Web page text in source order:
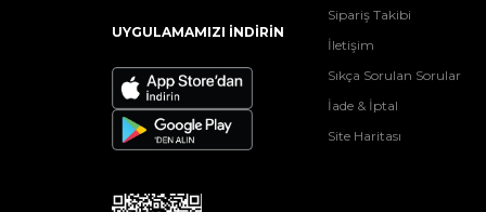
UYGULAMAMIZI İNDİRİN
Sipariş Takibi
İletişim
Sıkça Sorulan Sorular
İade & İptal
Site Haritası